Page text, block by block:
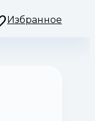
Избранное